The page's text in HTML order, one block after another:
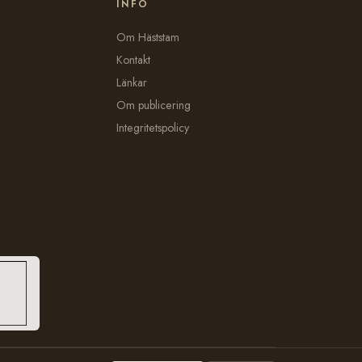
INFO
Om Häststam
Kontakt
Länkar
Om publicering
Integritetspolicy